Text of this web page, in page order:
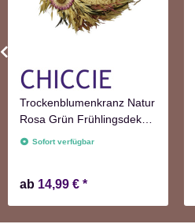
Trockenblumenkranz Natur
Rosa Grün Frühlingsdeko
Blumen
Sofort verfügbar
ab 14,99 € *